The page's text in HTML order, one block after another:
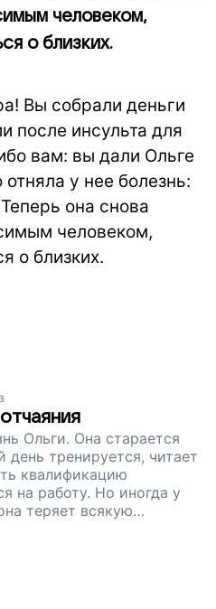
человеком,
о близких.
Вы собрали деньги
после инсульта для
вам: вы дали Ольге
у нее болезнь:
она снова
человеком,
о близких.
Ольги. Она старается
день тренируется, читает
квалификацию
на работу. Но иногда у
теряет всякую
реальны — человек
инсульта, если
И у нее еще есть